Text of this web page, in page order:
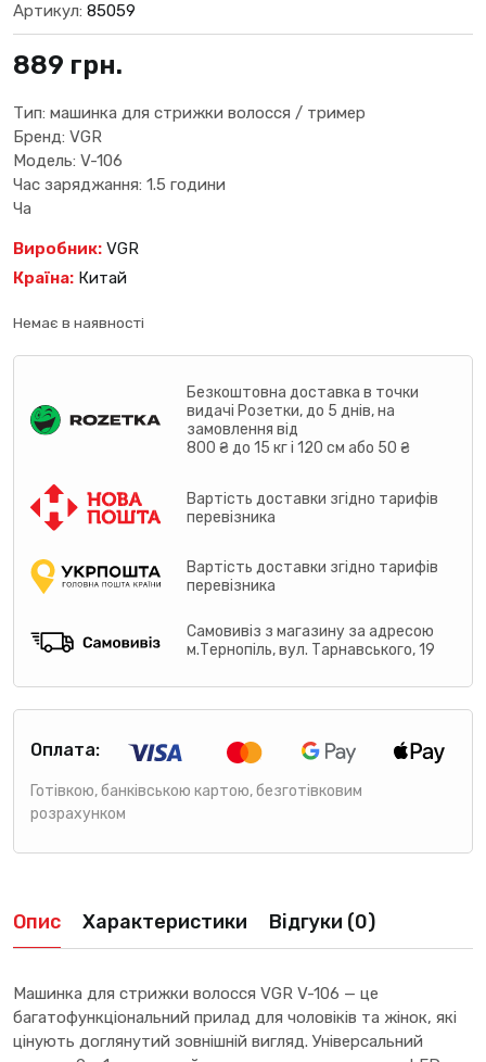
Артикул: 85059
889 грн.
Тип: машинка для стрижки волосся / тример
Бренд: VGR
Модель: V-106
Час заряджання: 1.5 години
Ча
Виробник: VGR
Країна: Китай
Немає в наявності
Безкоштовна доставка в точки
видачі Розетки, до 5 днів, на
замовлення від
800 ₴ до 15 кг і 120 см або 50 ₴
Вартість доставки згідно тарифів
перевізника
Вартість доставки згідно тарифів
перевізника
Самовивіз з магазину за адресою
м.Тернопіль, вул. Тарнавського, 19
Оплата:
Готівкою, банківською картою, безготівковим
розрахунком
Опис Характеристики Відгуки (0)
Машинка для стрижки волосся VGR V-106 — це
багатофункціональний прилад для чоловіків та жінок, які
цінують доглянутий зовнішній вигляд. Універсальний